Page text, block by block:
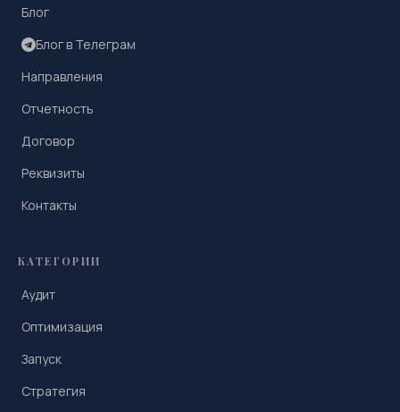
Блог
Блог в Телеграм
Направления
Отчетность
Договор
Реквизиты
Контакты
КАТЕГОРИИ
Аудит
Оптимизация
Запуск
Стратегия